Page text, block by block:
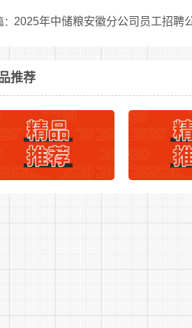
四、 招聘程序
本次招聘程序按照发布公告、报名
2025年中储粮安徽分公司员工招聘
推荐